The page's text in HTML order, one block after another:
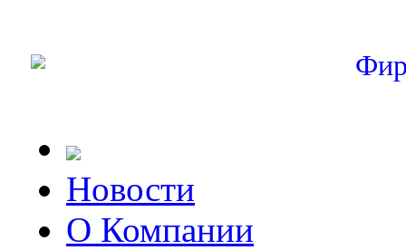
Новости
О Компании